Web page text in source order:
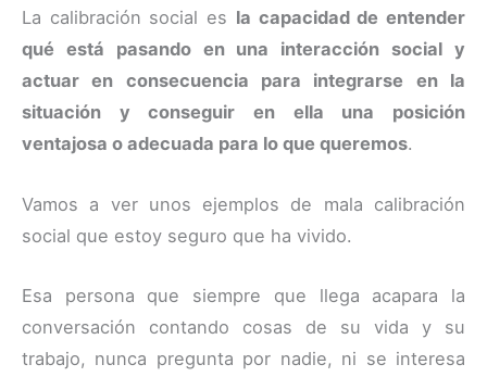
La calibración social es la capacidad de entender
qué está pasando en una interacción social y
actuar en consecuencia para integrarse en la
situación y conseguir en ella una posición
ventajosa o adecuada para lo que queremos.
Vamos a ver unos ejemplos de mala calibración
social que estoy seguro que ha vivido.
Esa persona que siempre que llega acapara la
conversación contando cosas de su vida y su
trabajo, nunca pregunta por nadie, ni se interesa